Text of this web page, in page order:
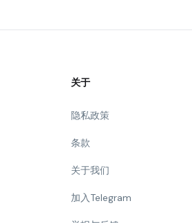
关于
隐私政策
条款
关于我们
加入Telegram